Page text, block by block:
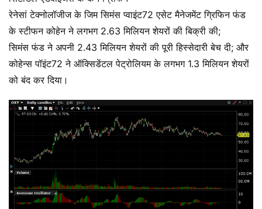
रेनेसां टेक्नोलॉजीज के जिम सिमंस प्वाइंट72 एसेट मैनेजमेंट ग्रिफिन फंड
के स्टीफन कोहेन ने लगभग 2.63 मिलियन शेयरों की बिक्री की;
सिमंस फंड ने अपनी 2.43 मिलियन शेयरों की पूरी हिस्सेदारी बेच दी; और
कोहेन्स पॉइंट72 ने ऑक्सिडेंटल पेट्रोलियम के लगभग 1.3 मिलियन शेयरों
को बंद कर दिया।